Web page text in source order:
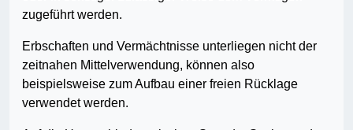
zugeführt werden.
Erbschaften und Vermächtnisse unterliegen nicht der
zeitnahen Mittelverwendung, können also
beispielsweise zum Aufbau einer freien Rücklage
verwendet werden.